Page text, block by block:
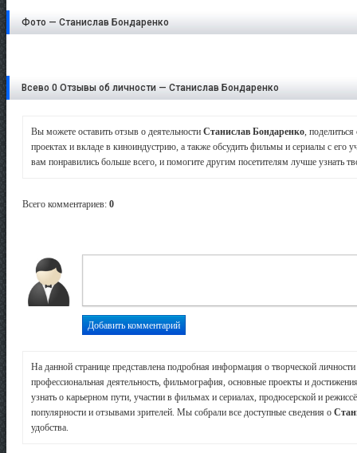
Фото — Станислав Бондаренко
Всево 0 Отзывы об личности — Станислав Бондаренко
Вы можете оставить отзыв о деятельности Станислав Бондаренко ,
проектах и вкладе в киноиндустрию, а также обсудить фильмы и сериалы с его
вам понравились больше всего, и помогите другим посетителям лучше узнать
Всего комментариев: 0
На данной странице представлена подробная информация о творческой личности
профессиональная деятельность, фильмография, основные проекты и
узнать о карьерном пути, участии в фильмах и сериалах, продюсерской и
популярности и отзывами зрителей. Мы собрали все доступные сведения о
удобства.